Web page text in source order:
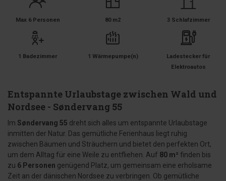
Max 6 Personen 80 m2 3 Schlafzimmer
1 Badezimmer 1 Wärmepumpe(n)
Ladestecker für
Elektroautos
Entspannte Urlaubstage zwischen Wald und
Nordsee - Søndervang 55
Im Søndervang 55 dreht sich alles um entspannte Urlaubstage
inmitten der Natur. Das gemütliche Ferienhaus liegt ruhig
zwischen Bäumen und Sträuchern und bietet den perfekten Ort,
um dem Alltag für eine Weile zu entfliehen. Auf 80 m² finden bis
zu 6 Personen genügend Platz, um gemeinsam eine erholsame
Zeit an der dänischen Nordsee zu verbringen. Ob gemütliche